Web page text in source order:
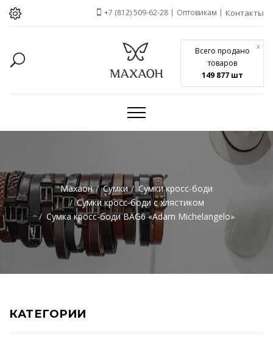
Всего продано
товаров
149 877 шт
x
+7 (812) 509-62-28 Оптовикам Контакты
Махаон Сумки
Сумки кросс-боди
Сумки кросс-боди с хлястиком
Сумка кросс-боди BAG6 «Adam Michelangelo»
КАТЕГОРИИ